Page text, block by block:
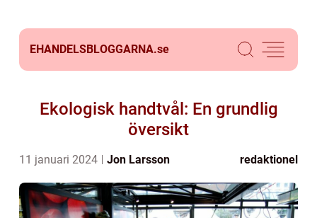
EHANDELSBLOGGARNA.se
Ekologisk handtvål: En grundlig
översikt
11 januari 2024 Jon Larsson redaktionel